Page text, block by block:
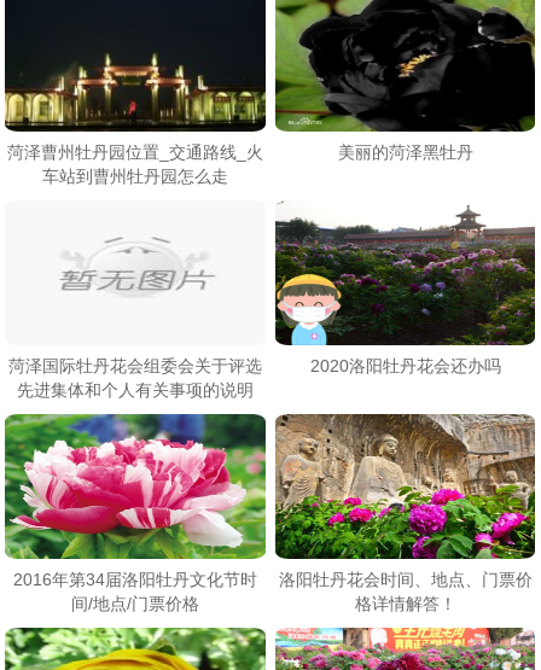
菏泽曹州牡丹园位置_交通路线_火
车站到曹州牡丹园怎么走
美丽的菏泽黑牡丹
菏泽国际牡丹花会组委会关于评选
先进集体和个人有关事项的说明
2020洛阳牡丹花会还办吗
2016年第34届洛阳牡丹文化节时
间/地点/门票价格
洛阳牡丹花会时间、地点、门票价
格详情解答！